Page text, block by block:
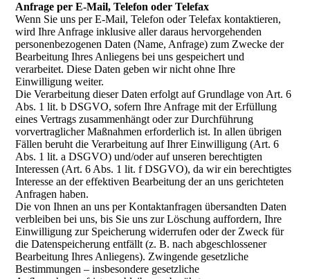
Anfrage per E-Mail, Telefon oder Telefax
Wenn Sie uns per E-Mail, Telefon oder Telefax kontaktieren,
wird Ihre Anfrage inklusive aller daraus hervorgehenden
personenbezogenen Daten (Name, Anfrage) zum Zwecke der
Bearbeitung Ihres Anliegens bei uns gespeichert und
verarbeitet. Diese Daten geben wir nicht ohne Ihre
Einwilligung weiter.
Die Verarbeitung dieser Daten erfolgt auf Grundlage von Art. 6
Abs. 1 lit. b DSGVO, sofern Ihre Anfrage mit der Erfüllung
eines Vertrags zusammenhängt oder zur Durchführung
vorvertraglicher Maßnahmen erforderlich ist. In allen übrigen
Fällen beruht die Verarbeitung auf Ihrer Einwilligung (Art. 6
Abs. 1 lit. a DSGVO) und/oder auf unseren berechtigten
Interessen (Art. 6 Abs. 1 lit. f DSGVO), da wir ein berechtigtes
Interesse an der effektiven Bearbeitung der an uns gerichteten
Anfragen haben.
Die von Ihnen an uns per Kontaktanfragen übersandten Daten
verbleiben bei uns, bis Sie uns zur Löschung auffordern, Ihre
Einwilligung zur Speicherung widerrufen oder der Zweck für
die Datenspeicherung entfällt (z. B. nach abgeschlossener
Bearbeitung Ihres Anliegens). Zwingende gesetzliche
Bestimmungen – insbesondere gesetzliche